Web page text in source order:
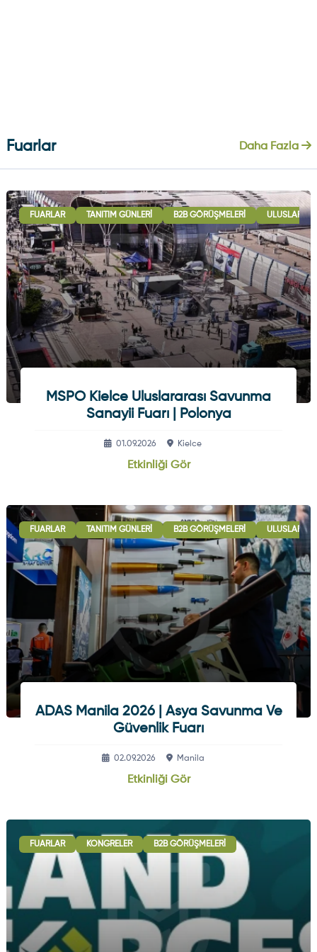
Fuarlar Daha Fazla
FUARLAR TANITIM GÜNLERI B2B GÖRÜŞMELERI
MSPO Kielce Uluslararası Savunma
Sanayii Fuarı | Polonya
01.09.2026 Kielce
Etkinliği Gör
FUARLAR TANITIM GÜNLERI B2B GÖRÜŞMELERI
ADAS Manila 2026 | Asya Savunma Ve
Güvenlik Fuarı
02.09.2026 Manila
Etkinliği Gör
FUARLAR KONGRELER B2B GÖRÜŞMELERI